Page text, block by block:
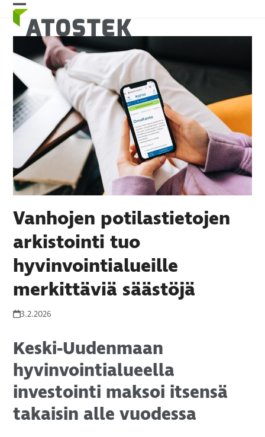
Skip
content
Open
mobile
menu
Close
mobile
menu
Vanhojen potilastietojen
arkistointi tuo
hyvinvointialueille
merkittäviä säästöjä
3.2.2026
Keski-Uudenmaan
hyvinvointialueella
investointi maksoi itsensä
takaisin alle vuodessa